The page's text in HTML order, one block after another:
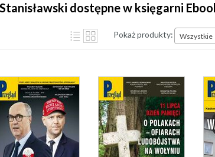
dostępne w księgarni
Pokaż produkty: Wszystkie